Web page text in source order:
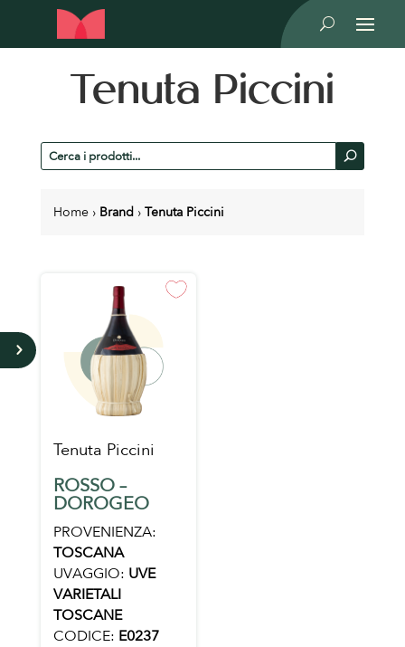
U
Tenuta Piccini
Cerca
prodotti
U
Home › Brand › Tenuta Piccini
5
Tenuta Piccini
ROSSO –
DOROGEO
PROVENIENZA:
TOSCANA
UVAGGIO: UVE
VARIETALI
TOSCANE
CODICE: E0237